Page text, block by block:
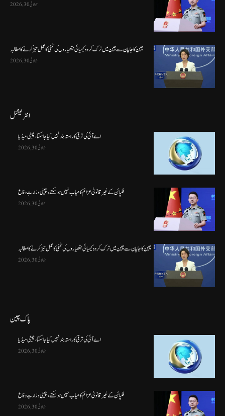
جولائی 30, 2026
چین کا جاپان سے چین میں ترک کردہ کیمیائی ہتھیاروں کی تلفی کا عمل تیز کرنے کا مطالبہ
جولائی 30, 2026
انٹرنیشنل
اے آئی کی ترقی کا راستہ بند نہیں کیا جا سکتا، چینی میڈیا
جولائی 30, 2026
فلپائن کے غیر قانونی عزائم کامیاب نہیں ہو سکتے ، چینی وزارتِ دفاع
جولائی 30, 2026
چین کا جاپان سے چین میں ترک کردہ کیمیائی ہتھیاروں کی تلفی کا عمل تیز کرنے کا مطالبہ
جولائی 30, 2026
پاک چین
اے آئی کی ترقی کا راستہ بند نہیں کیا جا سکتا، چینی میڈیا
جولائی 30, 2026
فلپائن کے غیر قانونی عزائم کامیاب نہیں ہو سکتے ، چینی وزارتِ دفاع
جولائی 30, 2026